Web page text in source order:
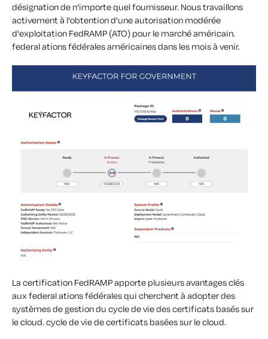
désignationde n'importe quel fournisseur. Nous travaillons
activement à l'obtention d'une autorisation modérée
d'exploitation FedRAMP (ATO) pour le marché américain.
federalations fédérales américaines dans les mois à venir.
La certification FedRAMP apporte plusieurs avantages clés
auxfederalations fédérales qui cherchent à adopter des
systèmes de gestion du cycle de vie des certificats basés sur
le cloud.cycle de viede certificats basées sur le cloud.